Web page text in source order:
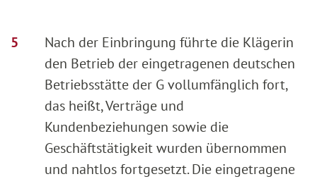
Nach der Einbringung führte die Klägerin
den Betrieb der eingetragenen deutschen
Betriebsstätte der G vollumfänglich fort,
das heißt, Verträge und
Kundenbeziehungen sowie die
Geschäftstätigkeit wurden übernommen
und nahtlos fortgesetzt. Die eingetragene